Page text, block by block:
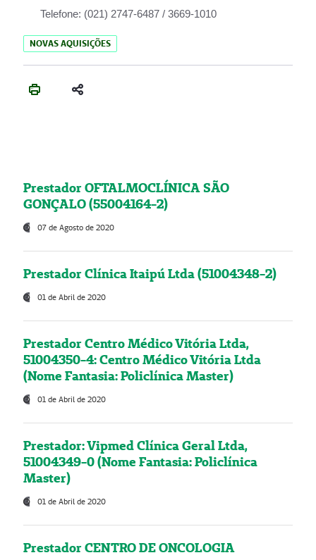
Telefone: (021) 2747-6487 / 3669-1010
NOVAS AQUISIÇÕES
Prestador OFTALMOCLÍNICA SÃO
GONÇALO (55004164-2)
07 de Agosto de 2020
Prestador Clínica Itaipú Ltda (51004348-2)
01 de Abril de 2020
Prestador Centro Médico Vitória Ltda,
51004350-4: Centro Médico Vitória Ltda
(Nome Fantasia: Policlínica Master)
01 de Abril de 2020
Prestador: Vipmed Clínica Geral Ltda,
51004349-0 (Nome Fantasia: Policlínica
Master)
01 de Abril de 2020
Prestador CENTRO DE ONCOLOGIA